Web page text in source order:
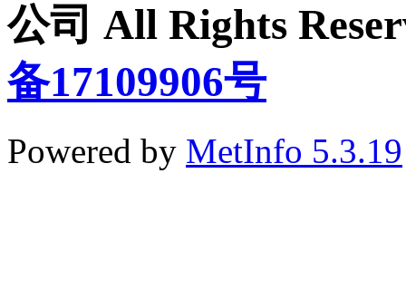
公司 All Rights
备17109906号
Powered by MetInfo 5.3.19